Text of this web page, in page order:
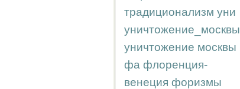
традиционализм уни
уничтожение_москвы
уничтожение москвы
фа флоренция-
венеция форизмы